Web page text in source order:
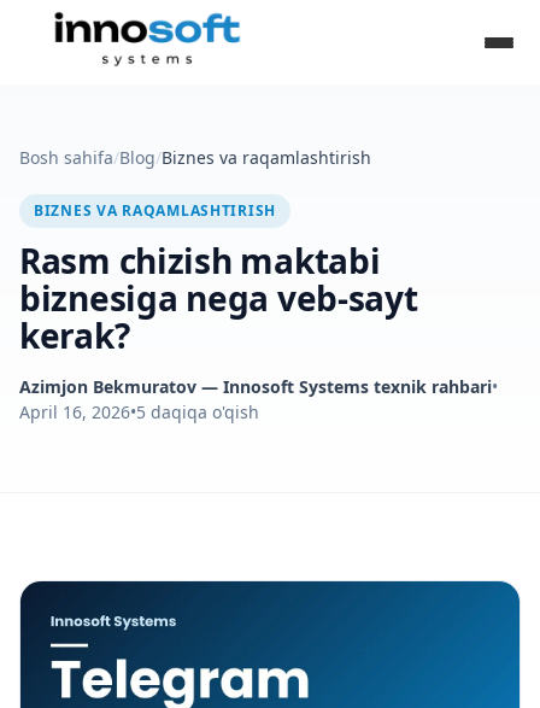
Bosh sahifa/Blog/Biznes va raqamlashtirish
BIZNES VA RAQAMLASHTIRISH
Rasm chizish maktabi
biznesiga nega veb-sayt
kerak?
Azimjon Bekmuratov — Innosoft Systems texnik rahbari•
April 16, 2026•5 daqiqa o'qish